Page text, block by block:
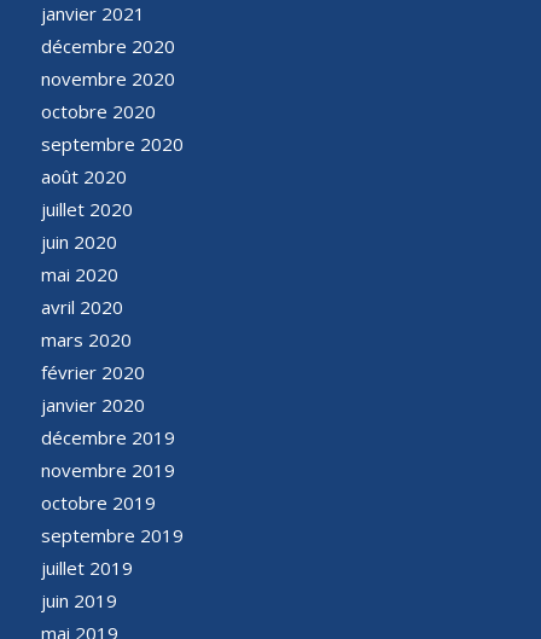
janvier 2021
décembre 2020
novembre 2020
octobre 2020
septembre 2020
août 2020
juillet 2020
juin 2020
mai 2020
avril 2020
mars 2020
février 2020
janvier 2020
décembre 2019
novembre 2019
octobre 2019
septembre 2019
juillet 2019
juin 2019
mai 2019